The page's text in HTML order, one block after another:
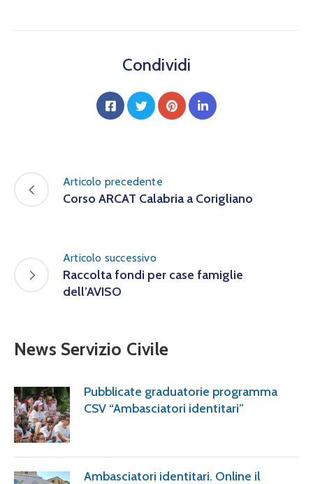
Condividi
Articolo precedente
Corso ARCAT Calabria a Corigliano
Articolo successivo
Raccolta fondi per case famiglie
dell’AVISO
News Servizio Civile
Pubblicate graduatorie programma
CSV “Ambasciatori identitari”
Ambasciatori identitari. Online il